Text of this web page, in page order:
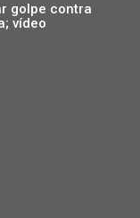
golpe contra
vídeo